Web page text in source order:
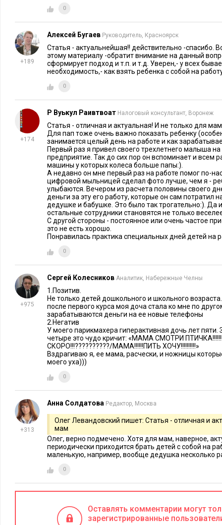
вовлечь и тем самым дать ребенку знания и навыки.
Фото: freeimages.com
0
+189
Алексей Бугаев Руководитель, Красноярск
Статья - актуальнейшая!! действительно -спасибо.
этому материалу -обратит внимание на данный
сформирует подход и т.п. и т.д. Уверен,- у всех
необходимость,- как взять ребенка с собой на
0
+174
Р Вуькул Раивтвоат Налоговый консультант, Воронеж
Статья - отличная и актуальная! И не только для
Для пап тоже очень важно показать ребенку
занимается целый день на работе и как
Первый раз я привел своего трехлетнего малыша на
предприятие. Так до сих пор он вспоминает и всем
машины у которых колеса больше папы:).
А недавно он мне первый раз на работе помог по-
цифровой мыльницей сделал фото лучше, чем я -
улыбаются. Вечером из расчета половины своего
деньги за эту его работу, которые он сам потратил
дедушке и бабушке. Это было так трогательно:). Да
остальные сотрудники становятся не только
С другой стороны - постоянное или очень частое
это не есть хорошо.
Понравилась практика специальных дней детей на
0
+975
Сергей Колесников Аналитик, Набережные Челны
1.Позитив.
Не только детей дошкольного и школьного
после первого курса моя доча стала ко мне по
зарабатываются деньги на ее новые телефоны
2.Негатив
У моего парикмахера гиперактивная дочь лет пяти.
четыре это чудо кричит: «МАМА СМОТРИ
СКОРО!!!??????????/МАМА!!!!!!ПИТЬ ХОЧУ!!!!!!!!!!»
Вздрагиваю я, ее мама, расчески, и ножницы
моего уха)))
0
+313
Анна Солдатова Редактор, Москва
Олег Левандовский пишет: Статья - отличная и
мам
Олег, верно подмечено. Хотя для мам, наверное,
периодически приходится брать детей с собой на
маленькую, например, вообще дедушка несколько
0
Оставлять комментарии могут
зарегистрированные